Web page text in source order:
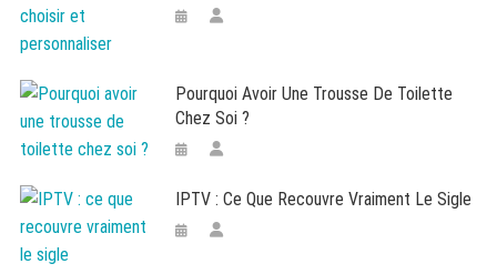
Pourquoi Avoir Une Trousse De Toilette
Chez Soi ?
IPTV : Ce Que Recouvre Vraiment Le Sigle